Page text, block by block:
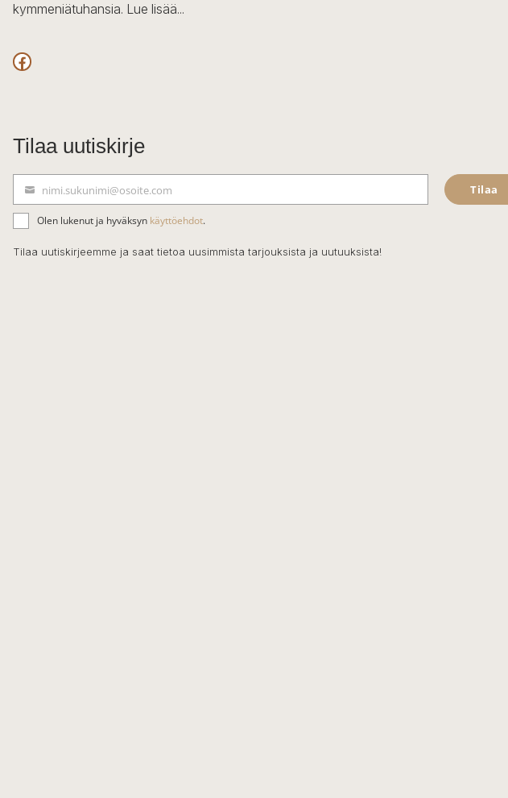
kymmeniätuhansia. Lue lisää...
Facebook
Tilaa uutiskirje
ä
h
k
nimi.sukunimi@osoite.com Tilaa
Olen lukenut ja hyväksyn käyttöehdot.
Tilaa uutiskirjeemme ja saat tietoa uusimmista tarjouksista ja uutuuksista!